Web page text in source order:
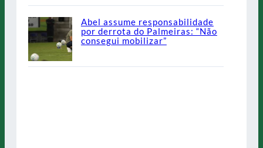
Abel assume responsabilidade
por derrota do Palmeiras: “Não
consegui mobilizar”